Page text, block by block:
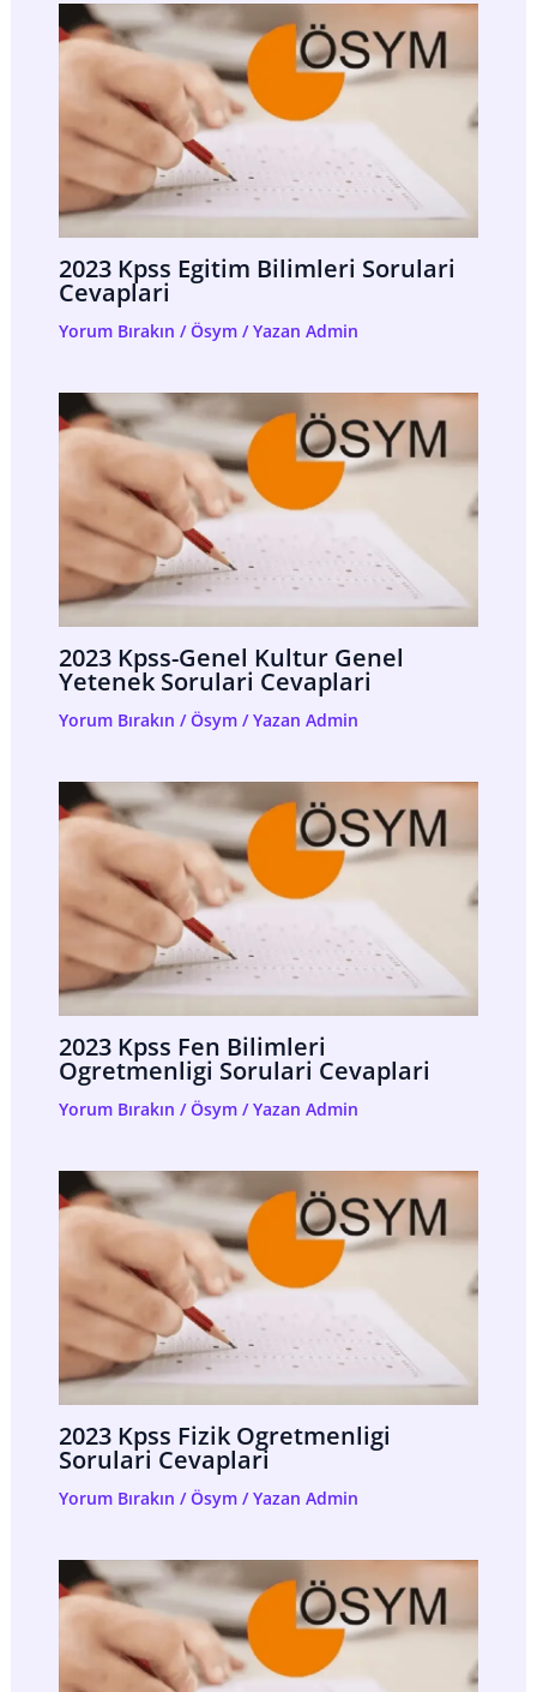
2023 Kpss Egitim Bilimleri Sorulari
Cevaplari
Yorum Bırakın /Ösym/ Yazan Admin
2023 Kpss-Genel Kultur Genel
Yetenek Sorulari Cevaplari
Yorum Bırakın /Ösym/ Yazan Admin
2023 Kpss Fen Bilimleri
Ogretmenligi Sorulari Cevaplari
Yorum Bırakın /Ösym/ Yazan Admin
2023 Kpss Fizik Ogretmenligi
Sorulari Cevaplari
Yorum Bırakın /Ösym/ Yazan Admin